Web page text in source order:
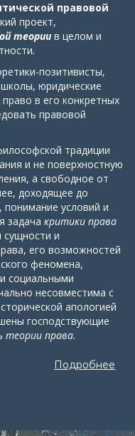
правовой
проект,
теории в целом и
.
позитивисты,
юридические
право в его конкретных
правовой
традиции
и не поверхностную
а свободное от
доходящее до
понимание условий и
задача критики права
сущности и
его возможностей
феномена,
социальными
несовместима с
апологией
господствующие
теории права.
Подробнее